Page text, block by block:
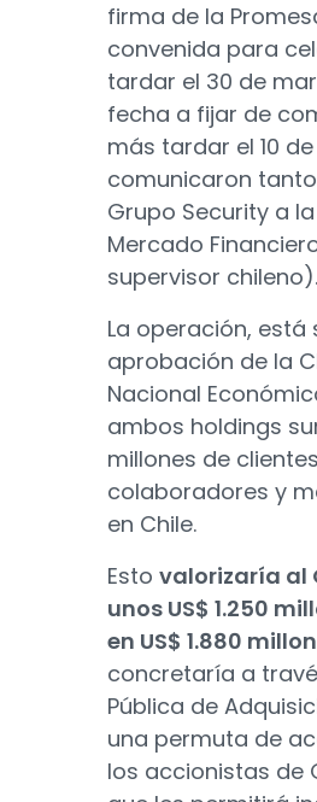
firma de la
convenida para
tardar el 30 de
fecha a fijar de
más tardar el 10
comunicaron tanto
Grupo Security a
Mercado
supervisor chileno).
La operación,
aprobación de la
Nacional
ambos holdings
millones de
colaboradores y
en Chile.
Esto valorizaría al
unos US$ 1.250
en US$ 1.880
concretaría a
Pública de
una permuta de
los accionistas de